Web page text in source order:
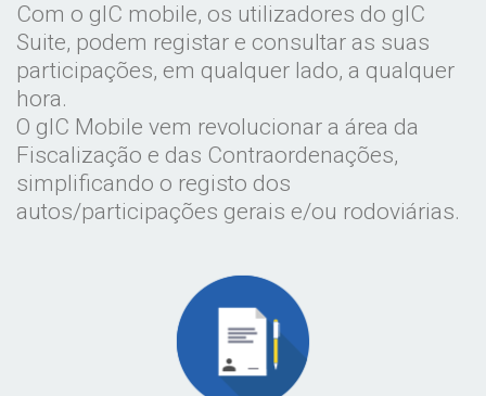
Com o gIC mobile, os utilizadores do gIC
Suite, podem registar e consultar as suas
participações, em qualquer lado, a qualquer
hora.
O gIC Mobile vem revolucionar a área da
Fiscalização e das Contraordenações,
simplificando o registo dos
autos/participações gerais e/ou rodoviárias.